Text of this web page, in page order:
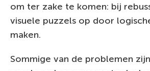
om ter zake te komen: bij
visuele puzzels op door
maken.
Sommige van de problemen